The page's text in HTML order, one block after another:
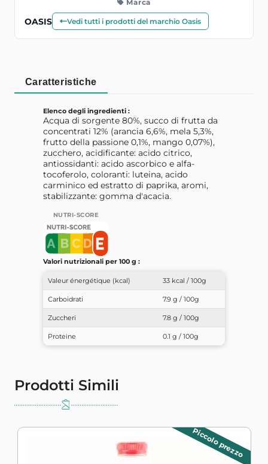
Marca
OASIS Vedi tutti i prodotti del marchio Oasis
Caratteristiche
Elenco degli ingredienti :
Acqua di sorgente 80%, succo di frutta da
concentrati 12% (arancia 6,6%, mela 5,3%,
frutto della passione 0,1%, mango 0,07%),
zucchero, acidificante: acido citrico,
antiossidanti: acido ascorbico e alfa-
tocoferolo, coloranti: luteina, acido
carminico ed estratto di paprika, aromi,
stabilizzante: gomma d'acacia.
NUTRI-SCORE
Valori nutrizionali per 100 g :
Valeur énergétique (kcal) 33 kcal / 100g
Carboidrati 7.9 g / 100g
Zuccheri 7.8 g / 100g
Proteine 0.1 g / 100g
Prodotti Simili
Piccolo prezzo